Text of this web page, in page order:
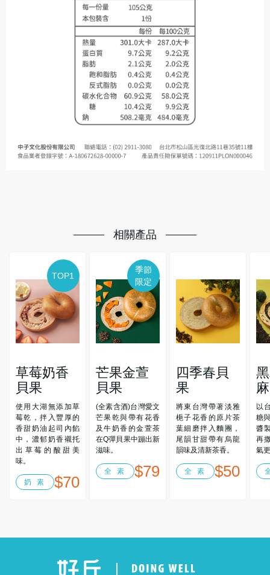
相關產品
TOP1
草莓奶香
貝果
使用大湖無添加草
莓乾，拌入豐厚的
香甜奶油起司內餡
中，濃郁奶香襯托
出草莓的酸甜美
味。
奶 素 $70
季節
限定
芒果金萱
貝果
(全素含酒)台灣愛文
芒果乾與帶有花香
及牛奶香的金萱茶
在Q彈貝果中蹦出新
滋味。
全 素 $79
四季春貝
果
將東台灣帶著淡雅
梔子花香的原片茶
葉細磨拌入麵團，
尾韻甘甜帶有烏龍
韻味及清新茶香。
全 素 $50
以
糖
醬
再
氣